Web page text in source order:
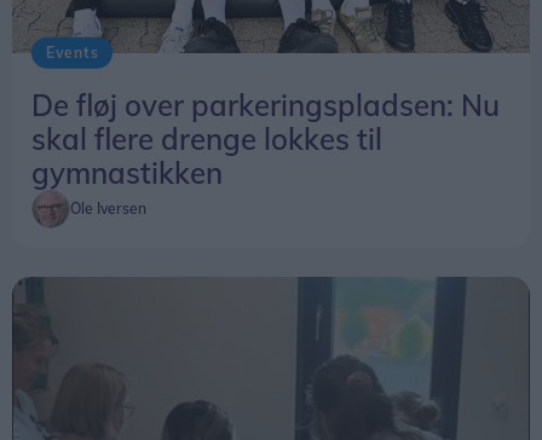
Events
De fløj over parkeringspladsen: Nu
skal flere drenge lokkes til
gymnastikken
Ole Iversen